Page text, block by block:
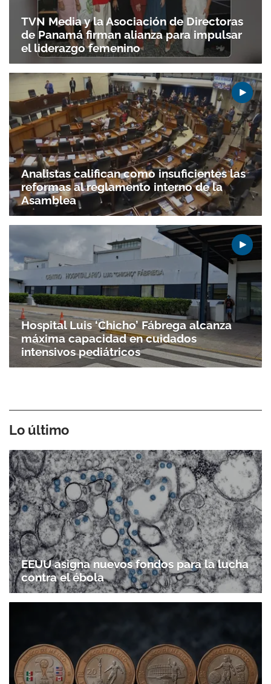
TVN Media y la Asociación de Directoras
de Panamá firman alianza para impulsar
el liderazgo femenino
Analistas califican como insuficientes las
reformas al reglamento interno de la
Asamblea
Hospital Luis ‘Chicho’ Fábrega alcanza
máxima capacidad en cuidados
intensivos pediátricos
Lo último
EEUU asigna nuevos fondos para la lucha
contra el ébola